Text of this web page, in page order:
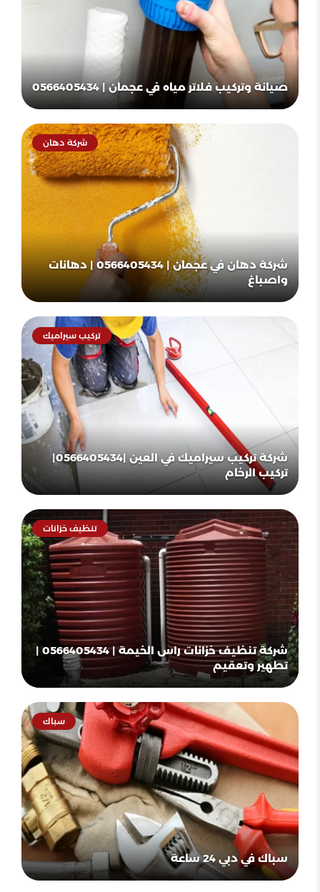
صيانة وتركيب فلاتر مياه في عجمان | 0566405434
شركة دهان
شركة دهان في عجمان | 0566405434 | دهانات
واصباغ
تركيب سيراميك
شركة تركيب سيراميك في العين |0566405434|
تركيب الرخام
تنظيف خزانات
شركة تنظيف خزانات راس الخيمة | 0566405434 |
تطهير وتعقيم
سباك
سباك في دبي 24 ساعة